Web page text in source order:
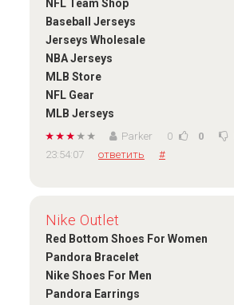
NFL Team Shop
Baseball Jerseys
Jerseys Wholesale
NBA Jerseys
MLB Store
NFL Gear
MLB Jerseys
Parker 0 0
23:54:07
ответить #
Nike Outlet
Red Bottom Shoes For Women
Pandora Bracelet
Nike Shoes For Men
Pandora Earrings